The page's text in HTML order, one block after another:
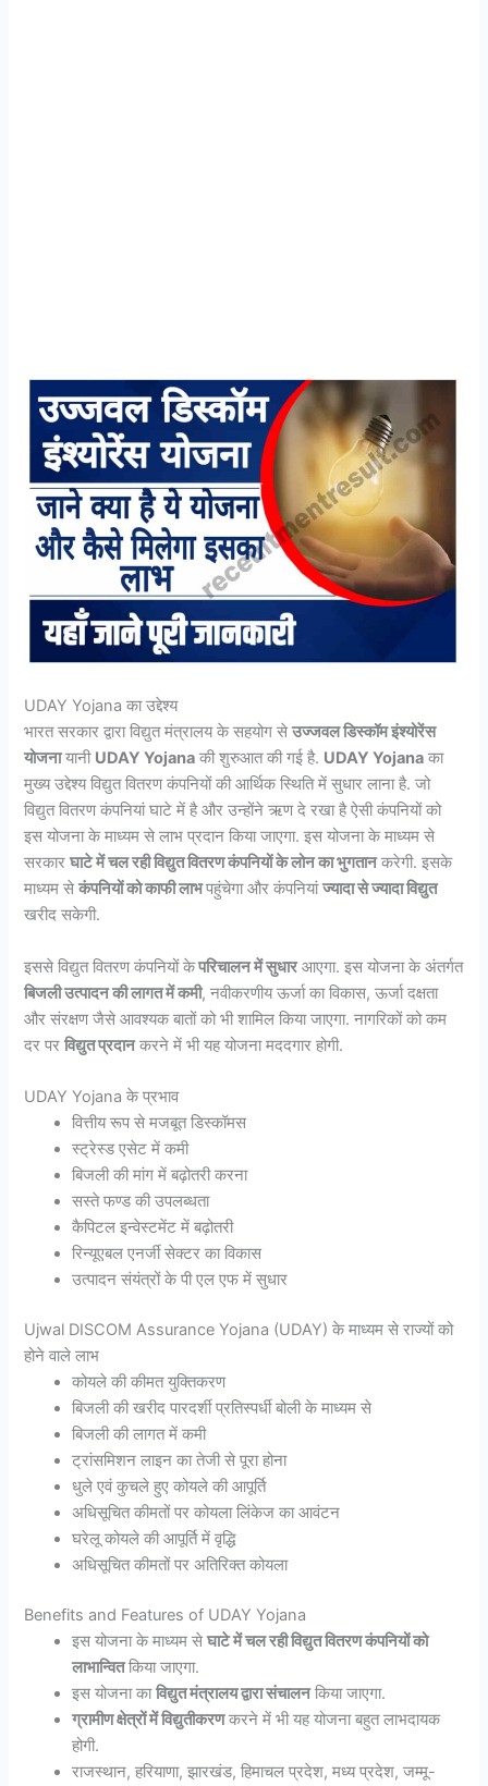
UDAY Yojana का उद्देश्य
भारत सरकार द्वारा विद्युत मंत्रालय के सहयोग सेउज्जवल डिस्कॉम इंश्योरेंस
योजनायानी UDAY Yojana की शुरुआत की गई है. UDAY Yojana का
मुख्य उद्देश्य विद्युत वितरण कंपनियों की आर्थिक स्थिति में सुधार लाना है. जो
विद्युत वितरण कंपनियां घाटे में है और उन्होंने ऋण दे रखा है ऐसी कंपनियों को
इस योजना के माध्यम से लाभ प्रदान किया जाएगा. इस योजना के माध्यम से
सरकारघाटे में चल रही विद्युत वितरण कंपनियों के लोन का भुगतानकरेगी. इसके
माध्यम सेकंपनियों को काफी लाभपहुंचेगा और कंपनियांज्यादा से ज्यादा विद्युत
खरीद सकेगी.
इससे विद्युत वितरण कंपनियों केपरिचालन में सुधारआएगा. इस योजना के अंतर्गत
बिजली उत्पादन की लागत में कमी, नवीकरणीय ऊर्जा का विकास, ऊर्जा दक्षता
और संरक्षण जैसे आवश्यक बातों को भी शामिल किया जाएगा. नागरिकों को कम
दर परविद्युत प्रदानकरने में भी यह योजना मददगार होगी.
UDAY Yojana के प्रभाव
वित्तीय रूप से मजबूत डिस्कॉमस
स्ट्रेस्ड एसेट में कमी
बिजली की मांग में बढ़ोतरी करना
सस्ते फण्ड की उपलब्धता
कैपिटल इन्वेस्टमेंट में बढ़ोतरी
रिन्यूएबल एनर्जी सेक्टर का विकास
उत्पादन संयंत्रों के पी एल एफ में सुधार
Ujwal DISCOM Assurance Yojana (UDAY) के माध्यम से राज्यों को
होने वाले लाभ
कोयले की कीमत युक्तिकरण
बिजली की खरीद पारदर्शी प्रतिस्पर्धी बोली के माध्यम से
बिजली की लागत में कमी
ट्रांसमिशन लाइन का तेजी से पूरा होना
धुले एवं कुचले हुए कोयले की आपूर्ति
अधिसूचित कीमतों पर कोयला लिंकेज का आवंटन
घरेलू कोयले की आपूर्ति में वृद्धि
अधिसूचित कीमतों पर अतिरिक्त कोयला
Benefits and Features of UDAY Yojana
इस योजना के माध्यम सेघाटे में चल रही विद्युत वितरण कंपनियों को
लाभान्वितकिया जाएगा.
इस योजना काविद्युत मंत्रालय द्वारा संचालनकिया जाएगा.
ग्रामीण क्षेत्रों में विद्युतीकरणकरने में भी यह योजना बहुत लाभदायक
होगी.
राजस्थान, हरियाणा, झारखंड, हिमाचल प्रदेश, मध्य प्रदेश, जम्मू-